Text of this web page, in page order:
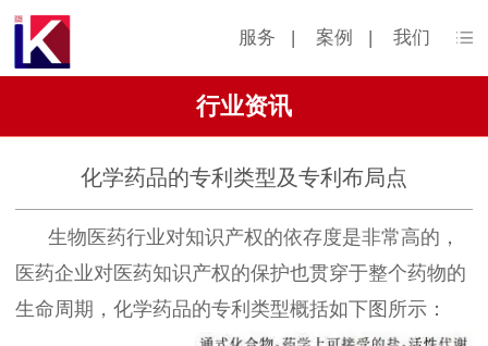
服务 | 案例 | 我们
行业资讯
化学药品的专利类型及专利布局点
生物医药行业对知识产权的依存度是非常高的，
医药企业对医药知识产权的保护也贯穿于整个药物的
生命周期，化学药品的专利类型概括如下图所示：